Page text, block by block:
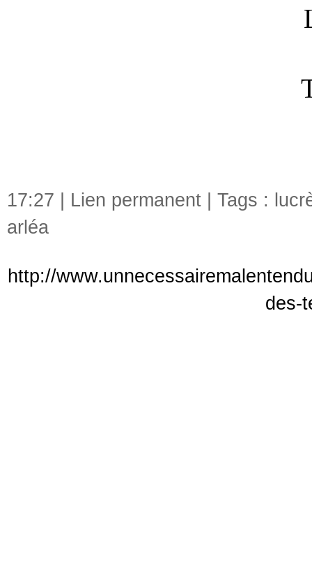
17:27 | Lien permanent | Tags :
arléa
http://
des-